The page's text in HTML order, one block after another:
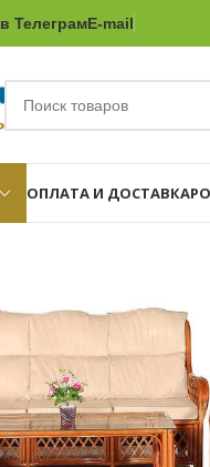
в ТелеграмE-mail
ОПЛАТА И ДОСТАВКА